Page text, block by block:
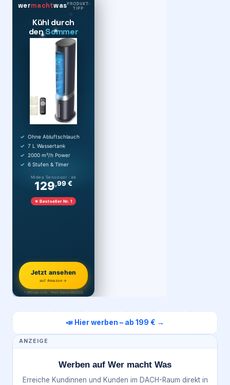
wermachtwasPRODUKT-
TIPP
Kühl durch
denSommer
Ohne Abluftschlauch
7 L Wassertank
2000 m³/h Power
6 Stufen & Timer
Midea Sensicool · ab
129,99 €
★ Bestseller Nr. 1
Jetzt ansehen
auf Amazon →
* Affiliate-Link · Preis Stand 06/2026
📣 Hier werben – ab 199 € →
ANZEIGE
Werben auf Wer macht Was
Erreiche Kundinnen und Kunden im DACH-Raum direkt in